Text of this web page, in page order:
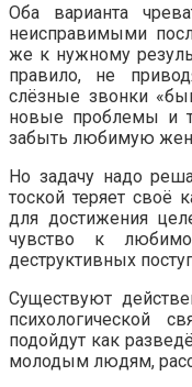
Оба варианта
неисправимыми
же к нужному
правило, не
слёзные звонки
новые проблемы и
забыть любимую
Но задачу надо
тоской теряет своё
для достижения
чувство к
деструктивных
Существуют
психологической
подойдут как
молодым людям,